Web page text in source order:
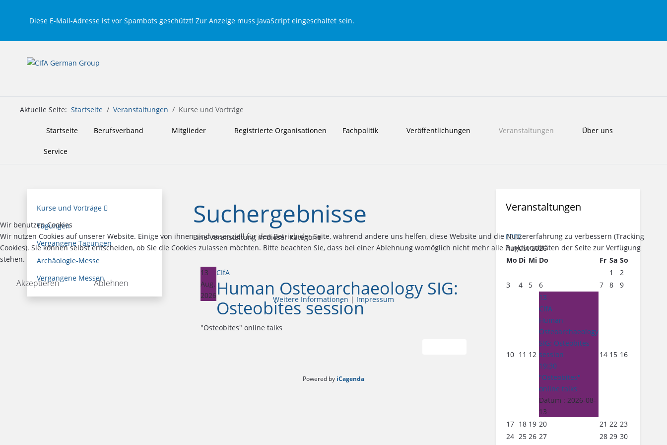
Diese E-Mail-Adresse ist vor Spambots geschützt! Zur Anzeige muss JavaScript eingeschaltet sein.
Aktuelle Seite: Startseite Veranstaltungen Kurse und Vorträge
Startseite Berufsverband Mitglieder Registrierte Organisationen Fachpolitik Veröffentlichungen Veranstaltungen Über uns
Service
Kurse und Vorträge
Tagungen
Vergangene Tagungen
Archäologie-Messe
Vergangene Messen
Suchergebnisse
Eine Veranstaltung in dieser Kategorie
13
Aug.
2026
CIfA
Human Osteoarchaeology SIG:
Osteobites session
"Osteobites" online talks
Powered by iCagenda
Veranstaltungen
Jahr
Monat
Jahr
Monat
August 2026
Mo Di Mi Do Fr Sa So
1
2
3
4 5 6 7 8 9
10 11 12
13
CIfA
Human
Osteoarchaeology
SIG: Osteobites
session
19:30
"Osteobites"
online talks
Datum : 2026-08-
13
14 15 16
17 18 19 20 21 22 23
24 25 26 27 28 29 30
Wir benutzen Cookies
Wir nutzen Cookies auf unserer Website. Einige von ihnen sind essenziell für den Betrieb der Seite, während andere uns helfen, diese Website und die Nutzererfahrung zu verbessern (Tracking
Cookies). Sie können selbst entscheiden, ob Sie die Cookies zulassen möchten. Bitte beachten Sie, dass bei einer Ablehnung womöglich nicht mehr alle Funktionalitäten der Seite zur Verfügung
stehen.
Akzeptieren Ablehnen
Weitere Informationen | Impressum